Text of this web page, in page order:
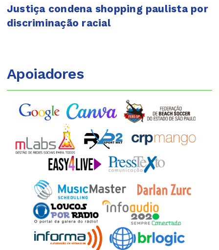
Justiça condena shopping paulista por
discriminação racial
Apoiadores